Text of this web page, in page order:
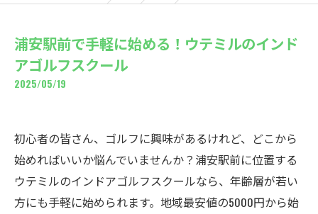
浦安駅前で手軽に始める！ウテミルのインド
アゴルフスクール
2025/05/19
初心者の皆さん、ゴルフに興味があるけれど、どこから
始めればいいか悩んでいませんか？浦安駅前に位置する
ウテミルのインドアゴルフスクールなら、年齢層が若い
方にも手軽に始められます。地域最安値の5000円から始